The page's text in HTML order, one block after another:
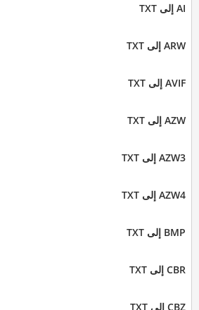
AI إلى TXT
ARW إلى TXT
AVIF إلى TXT
AZW إلى TXT
AZW3 إلى TXT
AZW4 إلى TXT
BMP إلى TXT
CBR إلى TXT
CBZ إلى TXT